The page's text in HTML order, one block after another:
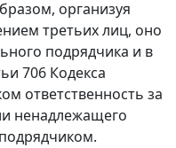
организуя
третьих лиц, оно
подрядчика и в
706 Кодекса
ответственность за
ненадлежащего